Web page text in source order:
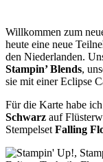
Willkommen zum
heute eine neue
den Niederlanden.
Stampin’ Blends,
sie mit einer Eclipse
Für die Karte habe
Schwarz auf
Stempelset Falling